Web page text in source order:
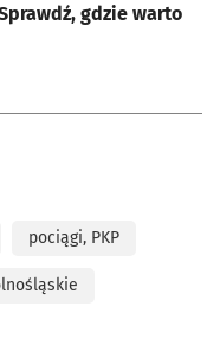
gdzie warto
pociągi, PKP